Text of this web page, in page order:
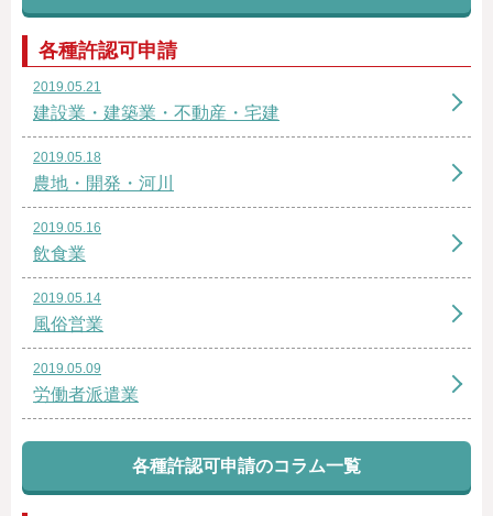
各種許認可申請
2019.05.21
建設業・建築業・不動産・宅建
2019.05.18
農地・開発・河川
2019.05.16
飲食業
2019.05.14
風俗営業
2019.05.09
労働者派遣業
各種許認可申請のコラム一覧